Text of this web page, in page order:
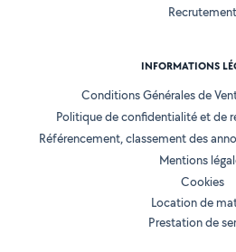
Recrutement
INFORMATIONS
Conditions Générales de
Politique de confidentialité et de
Référencement, classement des
Mentions
Cookies
Location de
Prestation de